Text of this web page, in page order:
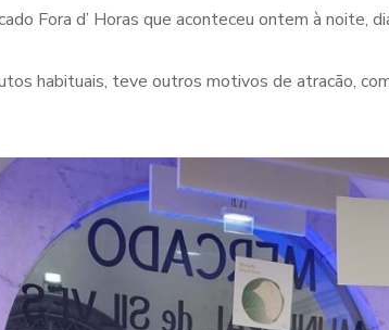
Fora d’ Horas que aconteceu ontem à noite,
habituais, teve outros motivos de atracão,